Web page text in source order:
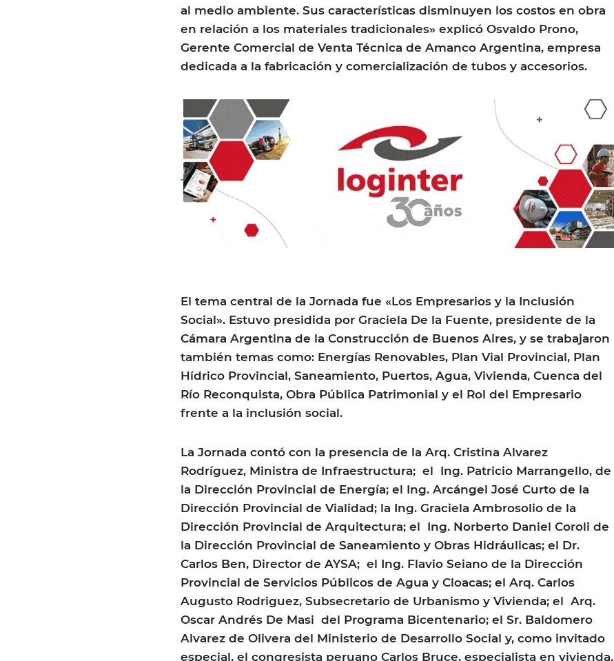
al medio ambiente. Sus características disminuyen los costos en obra
en relación a los materiales tradicionales» explicó Osvaldo Prono,
Gerente Comercial de Venta Técnica de Amanco Argentina, empresa
dedicada a la fabricación y comercialización de tubos y accesorios.
El tema central de la Jornada fue «Los Empresarios y la Inclusión
Social». Estuvo presidida por Graciela De la Fuente, presidente de la
Cámara Argentina de la Construcción de Buenos Aires, y se trabajaron
también temas como: Energías Renovables, Plan Vial Provincial, Plan
Hídrico Provincial, Saneamiento, Puertos, Agua, Vivienda, Cuenca del
Río Reconquista, Obra Pública Patrimonial y el Rol del Empresario
frente a la inclusión social.
La Jornada contó con la presencia de la Arq. Cristina Alvarez
Rodríguez, Ministra de Infraestructura; el Ing. Patricio Marrangello, de
la Dirección Provincial de Energía; el Ing. Arcángel José Curto de la
Dirección Provincial de Vialidad; la Ing. Graciela Ambrosolio de la
Dirección Provincial de Arquitectura; el Ing. Norberto Daniel Coroli de
la Dirección Provincial de Saneamiento y Obras Hidráulicas; el Dr.
Carlos Ben, Director de AYSA; el Ing. Flavio Seiano de la Dirección
Provincial de Servicios Públicos de Agua y Cloacas; el Arq. Carlos
Augusto Rodriguez, Subsecretario de Urbanismo y Vivienda; el Arq.
Oscar Andrés De Masi del Programa Bicentenario; el Sr. Baldomero
Alvarez de Olivera del Ministerio de Desarrollo Social y, como invitado
especial, el congresista peruano Carlos Bruce, especialista en vivienda.